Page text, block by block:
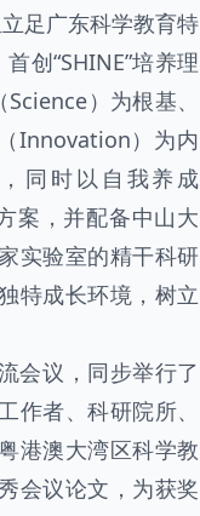
足广东科学教育特
创“SHINE”培养理
）为根基、
Innovation）为内
同时以自我养成
案，并配备中山大
实验室的精干科研
特成长环境，树立
会议，同步举行了
者、科研院所、
港澳大湾区科学教
会议论文，为获奖